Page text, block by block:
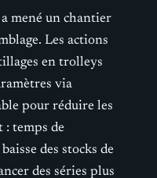
mené un chantier
Les actions
en trolleys
via
pour réduire les
: temps de
des stocks de
des séries plus